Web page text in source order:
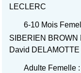
LECLERC
6-10 Mois
SIBERIEN BROWN
David DELAMOTTE
Adulte Femelle